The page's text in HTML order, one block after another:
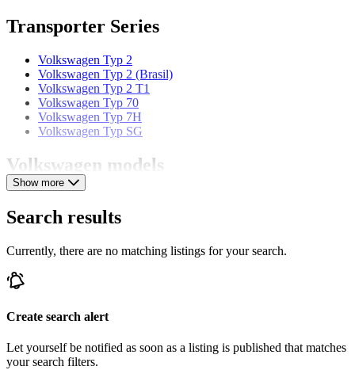
Transporter Series
Volkswagen Typ 2
Volkswagen Typ 2 (Brasil)
Volkswagen Typ 2 T1
Volkswagen Typ 70
Volkswagen Typ 7H
Volkswagen Typ SG
Volkswagen models
Volkswagen Beetle
Volkswagen Buggy
Volkswagen Golf
Volkswagen Passat
Volkswagen Polo
Volkswagen Type 3
Show more
Search results
Currently, there are no matching listings for your search.
Create search alert
Let yourself be notified as soon as a listing is published that matches
your search filters.